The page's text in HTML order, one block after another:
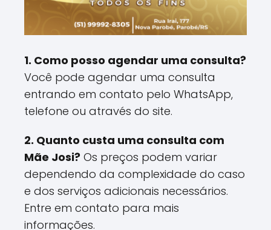
1. Como posso agendar uma consulta?
Você pode agendar uma consulta
entrando em contato pelo WhatsApp,
telefone ou através do site.
2. Quanto custa uma consulta com
Mãe Josi? Os preços podem variar
dependendo da complexidade do caso
e dos serviços adicionais necessários.
Entre em contato para mais
informações.